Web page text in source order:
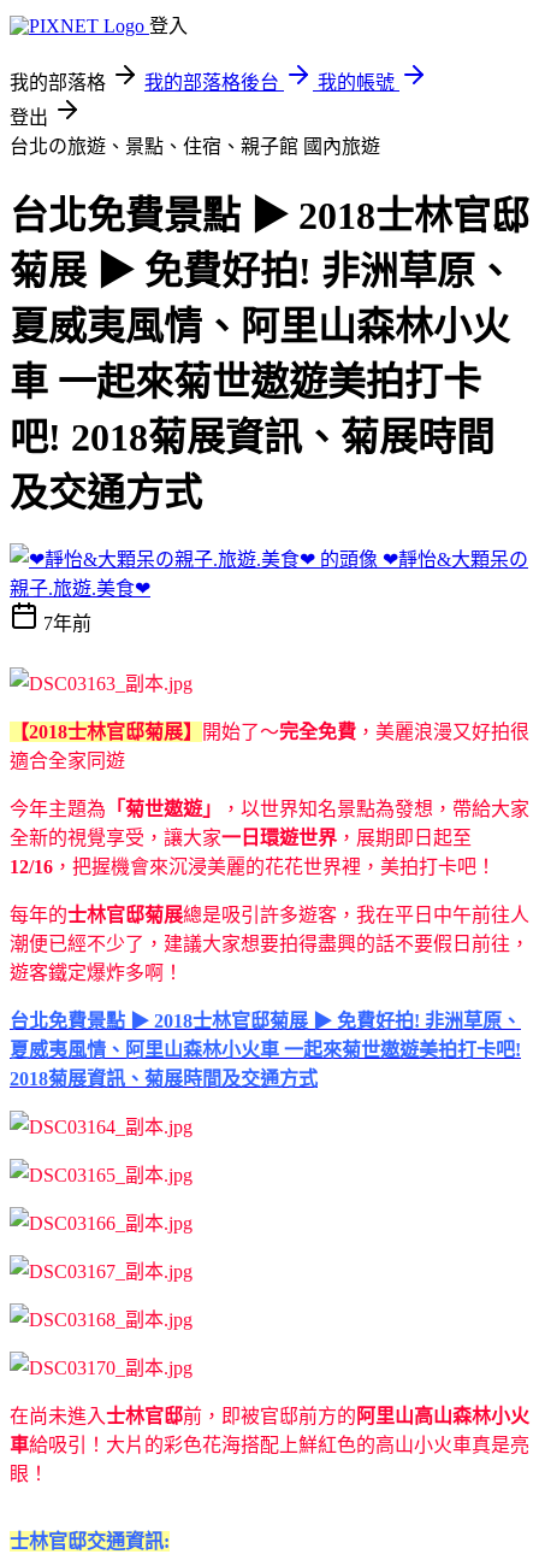
登入
我的部落格 我的部落格後台
我的帳號
登出
台北の旅遊、景點、住宿、親子館 國內旅遊
台北免費景點 ▶ 2018士林官邸
菊展 ▶ 免費好拍! 非洲草原、
夏威夷風情、阿里山森林小火
車 一起來菊世遨遊美拍打卡
吧! 2018菊展資訊、菊展時間
及交通方式
❤靜怡&大顆呆の
親子.旅遊.美食❤
7年前
【2018士林官邸菊展】 開始了～完全免費 ，美麗浪漫又好拍很
適合全家同遊
今年主題為 「菊世遨遊」
，以世界知名景點為發想，帶給大家
全新的視覺享受，讓大家一日環遊世界 ，展期即日起至
12/16 ，把握機會來沉浸美麗的花花世界裡，美拍打卡吧！
每年的士林官邸菊展總是吸引許多遊客，我在平日中午前往人
潮便已經不少了，建議大家想要拍得盡興的話不要假日前往，
遊客鐵定爆炸多啊！
台北免費景點 ▶ 2018士林官邸菊展 ▶ 免費好拍! 非洲草原、
夏威夷風情、阿里山森林小火車 一起來菊世遨遊美拍打卡吧!
2018菊展資訊、菊展時間及交通方式
在尚未進入士林官邸前，即被官邸前方的 阿里山高山森林小火
車給吸引！大片的彩色花海搭配上鮮紅色的高山小火車真是亮
眼！
士林官邸交通資訊: